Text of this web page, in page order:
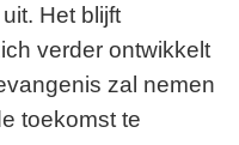
Het blijft
verder ontwikkelt
zal nemen
toekomst te